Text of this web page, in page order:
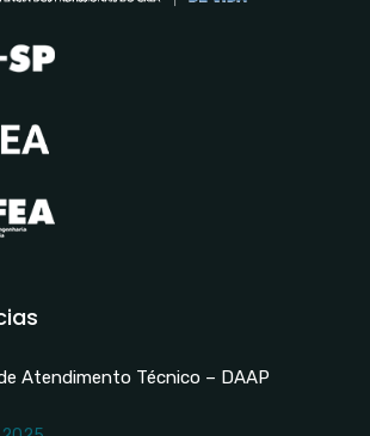
Atendimento Técnico – DAAP